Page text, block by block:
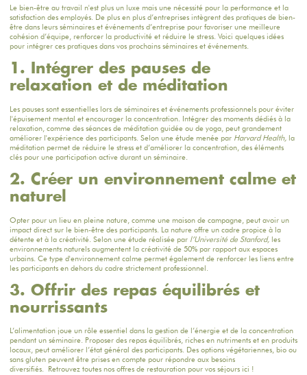
Le bien-être au travail n'est plus un luxe mais une nécessité pour la performance et la
satisfaction des employés. De plus en plus d’entreprises intègrent des pratiques de bien-
être dans leurs séminaires et événements d’entreprise pour favoriser une meilleure
cohésion d’équipe, renforcer la productivité et réduire le stress. Voici quelques idées
pour intégrer ces pratiques dans vos prochains séminaires et événements.
1. Intégrer des pauses de
relaxation et de méditation
Les pauses sont essentielles lors de séminaires et événements professionnels pour éviter
l'épuisement mental et encourager la concentration. Intégrer des moments dédiés à la
relaxation, comme des séances de méditation guidée ou de yoga, peut grandement
améliorer l'expérience des participants. Selon une étude menée par Harvard Health,la
méditation permet de réduire le stress et d’améliorer la concentration, des éléments
clés pour une participation active durant un séminaire.
2. Créer un environnement calme et
naturel
Opter pour un lieu en pleine nature, comme une maison de campagne, peut avoir un
impact direct sur le bien-être des participants. La nature offre un cadre propice à la
détente et à la créativité. Selon une étude réalisée parl’Université de Stanford,les
environnements naturels augmentent la créativité de 50% par rapport aux espaces
urbains. Ce type d'environnement calme permet également de renforcer les liens entre
les participants en dehors du cadre strictement professionnel.
3. Offrir des repas équilibrés et
nourrissants
L’alimentation joue un rôle essentiel dans la gestion de l’énergie et de la concentration
pendant un séminaire. Proposer des repas équilibrés, riches en nutriments et en produits
locaux, peut améliorer l’état général des participants. Des options végétariennes, bio ou
sans gluten peuvent être prises en compte pour répondre aux besoins
diversifiés. Retrouvez toutes nos offres de restauration pour vos séjours ici !